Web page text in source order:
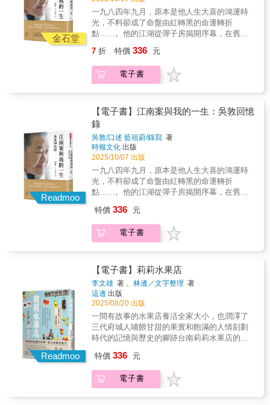
——北極殿「威靈赫奕」（1669年），並透過
匾額的年代、名稱、地理符號（如北極殿的
「鷲嶺」匾印證府城地勢）乃至御匾數量，彰
顯臺南的歷史地位。．神像粧塑與辟邪物：他
探討了道教神像的造型、色彩與文化意義。他
「劍獅」，追溯其由來（水師部隊旗幟、雄壯
圖騰）與民俗意涵（驅魔逐厲、祈福辟
邪）。．石獅的斷代研究：何教授從石獅的大
早期、中期、晚期至日治時期石獅的演變趨
勢。他指出石獅的風格從溫順漸顯誇張，寫實
性（如性器官的雕刻）亦趨向誇大，忠實反映
了現代「開放」的思潮。2. 古蹟與歷史的結
合：他倡議「古蹟中藏古物，古物又實古蹟內
涵」。他將古蹟分為「生活性」（如寺廟）和
「紀念性」（如城郭、砲臺）兩大類，並分析
其維護與欣賞方式。．熱蘭遮城與赤嵌樓：詳
提醒後人勿忘歷史教訓。．礮臺與城郭：記錄
的四草礮臺、億載金城），見證臺灣在海防與
城防上的軍事價值。．城隍廟：探討城隍信仰
如何反映人間的行政系統，以及城隍廟在空間
佈置上所呈現的幽明赫赫、醒世教化的風格。
十年艱辛，拓碑奉一生：史料之大成的奠基者
何培夫教授對臺灣文史最重大的貢獻，莫過於
對碑碣文獻的採拓與整理。他將碑拓工作提升
為一門嚴謹的學術技藝：．採拓計畫的宏偉：
自民國79年至88年，何教授主持執行國立中央
圖書館臺灣分館的「採拓整理臺灣地區現存碑
碣計畫」，以及「金門、馬祖地區現存碑碣計
畫」。．足跡遍布四地：他帶領拓碑小組上山
渡海，足跡踏遍臺灣、澎湖、金門、馬祖等地
區。他們在阿里山二千公尺的潮濕森林中採拓
「阿里山河合博士旌功碑」，也曾在澎湖經歷
1963）發表了一篇讓現場歡聲雷動的動人心弦
的演講。他說： 英國加入聯邦歐洲，將會是作
為獨立國家的英國的終結，將會是千年英國歷
府卻比一九六一年執政的保守黨政府更進一
任何條件申請入歐。 蓋茨克是正確的：聯邦歐
洲將會是歐洲民族國家的終結，主權國家的終
結，歷史國家的終結，將會是歐洲千年歷史的
終結。但是，這是歷史舊篇章的終結，歷史新
篇章的開始。這是人類新文明的開始！ 在一九
六〇年代的最後幾年，在歐洲文藝復興之後的
人類新文明開始醞釀的歷史關鍵時刻，我在愛
丁堡，我在英國，我在歐洲：我何其幸運！第
五章 台灣社會力的分析在《大學雜誌》改組之
前，李登輝就是《大學雜誌》關於農業問題和
農業政策的重要論文作者和研討會參與者。在
蔣經國完全接班以後的國民黨黨政系統中出現
的不少政治新星，可以從《大學雜誌》的常見
作者群以及社務委員名單中找到他們的名字。
《大學雜誌》讓接班的蔣經國找到人才，找到
問題，找到政策！ 被逐出聯合國以後的台灣內
枉費太多的精神和資源應付註定失敗的外交戰
場，反而可以集中高度成長的經濟成果投資台
灣的「十大建設」。而新政府高層職位首度出
現的台籍人士，像副閣揆徐慶鐘、交通部長高
玉樹以及省主席謝東閔，即使是象徵性的，也
多少緩和了台灣社會對國民黨政權的不滿和敵
意。一九七〇年代的台灣確實曾經有過一番新
一直持續到半年後的「五項選舉」。我在事件
歡迎翻印。《風雨之聲》很快成為當時全台灣
最熱門的書，鋪滿了大城小城的書店書攤。我
競選桃園縣長的聲勢也因此水漲船高。更重要
中生涯，準備邁向追尋智慧的人生新旅程。第
三章 鬼使神差讀政大在愛丁堡的兩年，我曾經
認真研究當時在台灣不可能客觀研究的國共戰
史。我非常驚異地發現蔣介石的治軍錯誤竟與
唐、宋、明三朝的亡國之君如出一轍。 一九四
戰役。在整個作戰過程，中共基本上賦予前線
將領指揮全權，而蔣介石則在中樞全程遙控。
杜聿明將軍指揮的國軍主力本來很有機會突圍
團而致全軍覆沒。 如果蔣介石能像劉備重用諸
葛亮一樣重用薩老師，國共內戰的結局或許不
會一樣！第四章 大徹大悟在英倫在一九六二
年十月舉行的工黨代表大會，英國反對黨領袖
工黨黨魁蓋茨克（Hugh Gaitskell，1906-
1963）發表了一篇讓現場歡聲雷動的動人心弦
的演講。他說： 英國加入聯邦歐洲，將會是作
為獨立國家的英國的終結，將會是千年英國歷
府卻比一九六一年執政的保守黨政府更進一
任何條件申請入歐。 蓋茨克是正確的：聯邦歐
洲將會是歐洲民族國家的終結，主權國家的終
結，歷史國家的終結，將會是歐洲千年歷史的
終結。但是，這是歷史舊篇章的終結，歷史新
篇章的開始。這是人類新文明的開始！ 在一九
六〇年代的最後幾年，在歐洲文藝復興之後的
人類新文明開始醞釀的歷史關鍵時刻，我在愛
丁堡，我在英國，我在歐洲：我何其幸運！第
五章 台灣社會力的分析在《大學雜誌》改組之
前，李登輝就是《大學雜誌》關於農業問題和
農業政策的重要論文作者和研討會參與者。在
蔣經國完全接班以後的國民黨黨政系統中出現
的不少政治新星，可以從《大學雜誌》的常見
作者群以及社務委員名單中找到他們的名字。
《大學雜誌》讓接班的蔣經國找到人才，找到
問題，找到政策！ 被逐出聯合國以後的台灣內
金石堂
一九八四年九月，原本是他人生大喜的鴻運時
光，不料卻成了命盤由紅轉黑的命運轉折
點……。他的江湖從彈子房揭開序幕，在舊金
曾經「白字連篇，辭不達意」，最後進入大學
為學子授課。他相信大哥，憑著滿腔熱血「為
國鋤奸」，終究成了棋子。歷經江南案的風口
摧毀了蔣家政權。陰錯陽差改變了蔣家，也改
變了台灣的命運。沒有江南案，吳敦也許只是
個很會鬥毆鬧事的幫派混混，但他開的那一槍
雖然導致有人喪命，有人家破，有人丟官，卻
改寫了台灣歷史，絕對值得留下隻字片語給歷
史一個交代。沒有陳啟禮，就沒有吳敦，他是
我一輩子的大哥。然而，沒有陳啟禮，也就沒
有江南事件。捲進江南案，對我而言純屬偶
然。卻也是必然。如果不是有大哥預錄的保命
錄音帶，我們不會想要回台灣，也就不會遇上
犧牲品。時隔四十年，回頭檢視往事，只能
說：「一切都是命，半點不由人。」回顧這輩
子，我最安慰的是原本被父親用「白字連篇，
文化大學、義守大學和新加坡南洋理工大學，
對著幾百位教授和學生，分享我在社會大學和
電影圈打造出來的歷練與見聞，那是其他教授
絕對無法在課堂上傳授給大家的人生血淚。我
沒有出口成章的才情，但在江湖打混過這些日
子後，我再也不是昔日那個太保流氓，我很想
把自己從社會大學歷練得來的心得讓更多人明
我體會的人性冷暖，也不是任何課本可以傳授
記載的。這本書算是我的最後告白，也是真情
告白，江湖險惡，你們能看懂多少，聽進多
7 折 特價 336 元
電子書
Readmoo
【電子書】江南案與我的一生：吳敦回憶
錄
吳敦/口述 藍祖蔚/錄寫 著
時報文化 出版
2025/10/07 出版
一九八四年九月，原本是他人生大喜的鴻運時
光，不料卻成了命盤由紅轉黑的命運轉折
點……。他的江湖從彈子房揭開序幕，在舊金
曾經「白字連篇，辭不達意」，最後進入大學
為學子授課。他相信大哥，憑著滿腔熱血「為
國鋤奸」，終究成了棋子。歷經江南案的風口
摧毀了蔣家政權。陰錯陽差改變了蔣家，也改
變了台灣的命運。沒有江南案，吳敦也許只是
個很會鬥毆鬧事的幫派混混，但他開的那一槍
雖然導致有人喪命，有人家破，有人丟官，卻
改寫了台灣歷史，絕對值得留下隻字片語給歷
史一個交代。沒有陳啟禮，就沒有吳敦，他是
我一輩子的大哥。然而，沒有陳啟禮，也就沒
有江南事件。捲進江南案，對我而言純屬偶
然。卻也是必然。如果不是有大哥預錄的保命
一清專案，更不會成為兩個情報頭子惡鬥下的
犧牲品。時隔四十年，回頭檢視往事，只能
說：「一切都是命，半點不由人。」回顧這輩
特價 336 元
電子書
Readmoo
【電子書】莉莉水果店
李文雄 著 、林邊／文字整理 著
這邊 出版
2025/08/20 出版
一間有故事的水果店養活全家大小，也潤澤了
三代府城人哺餵甘甜的果實和飽滿的人情刻劃
時代的記憶與歷史的腳跡台南莉莉水果店的歷
的產業變遷史更是府城近百年來的地方發展史
這是一本關於府城水果世家與在地人的故事，
記載了莉莉水果店八十年來的點滴，包含了大
特價 336 元
電子書